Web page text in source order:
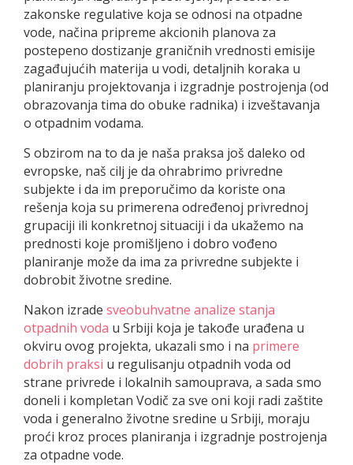
zakonske regulative koja se odnosi na otpadne
vode, načina pripreme akcionih planova za
postepeno dostizanje graničnih vrednosti emisije
zagađujućih materija u vodi, detaljnih koraka u
planiranju projektovanja i izgradnje postrojenja (od
obrazovanja tima do obuke radnika) i izveštavanja
o otpadnim vodama.
S obzirom na to da je naša praksa još daleko od
evropske, naš cilj je da ohrabrimo privredne
subjekte i da im preporučimo da koriste ona
rešenja koja su primerena određenoj privrednoj
grupaciji ili konkretnoj situaciji i da ukažemo na
prednosti koje promišljeno i dobro vođeno
planiranje može da ima za privredne subjekte i
dobrobit životne sredine.
Nakon izrade sveobuhvatne analize stanja
otpadnih voda u Srbiji koja je takođe urađena u
okviru ovog projekta, ukazali smo i na primere
dobrih praksi u regulisanju otpadnih voda od
strane privrede i lokalnih samouprava, a sada smo
doneli i kompletan Vodič za sve oni koji radi zaštite
voda i generalno životne sredine u Srbiji, moraju
proći kroz proces planiranja i izgradnje postrojenja
za otpadne vode.